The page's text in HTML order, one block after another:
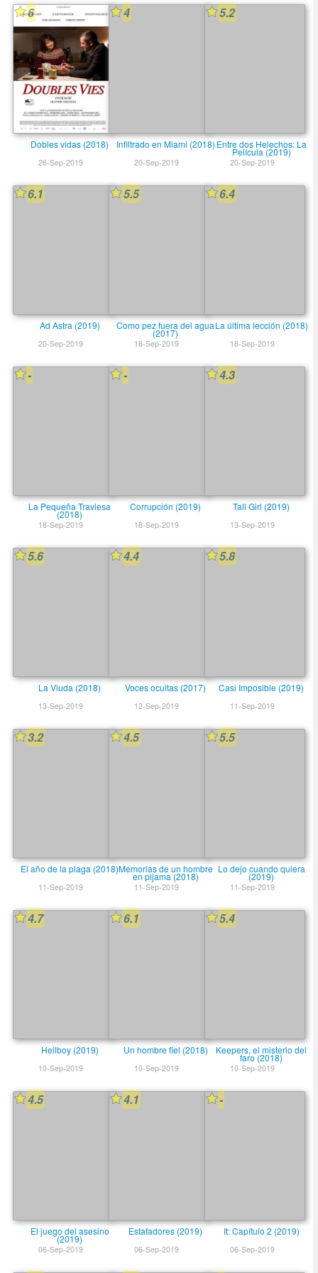
6
Dobles vidas (2018)
26-Sep-2019
4
Infiltrado en Miami (2018)
20-Sep-2019
5.2
Entre dos Helechos: La
Película (2019)
20-Sep-2019
6.1
Ad Astra (2019)
20-Sep-2019
5.5
Como pez fuera del agua
(2017)
18-Sep-2019
6.4
La última lección (2018)
18-Sep-2019
-
La Pequeña Traviesa
(2018)
18-Sep-2019
-
Corrupción (2019)
18-Sep-2019
4.3
Tall Girl (2019)
13-Sep-2019
5.6
La Viuda (2018)
13-Sep-2019
4.4
Voces ocultas (2017)
12-Sep-2019
5.8
Casi Imposible (2019)
11-Sep-2019
3.2
El año de la plaga (2018)
11-Sep-2019
4.5
Memorias de un hombre
en pijama (2018)
11-Sep-2019
5.5
Lo dejo cuando quiera
(2019)
11-Sep-2019
4.7
Hellboy (2019)
10-Sep-2019
6.1
Un hombre fiel (2018)
10-Sep-2019
5.4
Keepers, el misterio del
faro (2018)
10-Sep-2019
4.5
El juego del asesino
(2019)
06-Sep-2019
4.1
Estafadores (2019)
06-Sep-2019
-
It: Capítulo 2 (2019)
06-Sep-2019